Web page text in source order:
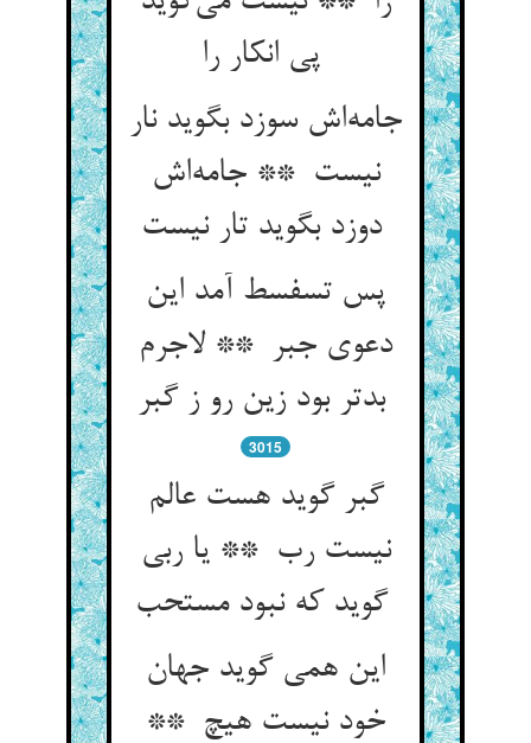
جامه‌اش سوزد بگوید نار
نیست ** جامه‌اش
دوزد بگوید تار نیست
پس تسفسط آمد این
دعوی جبر ** لاجرم
بدتر بود زین رو ز گبر
3015
گبر گوید هست عالم
نیست رب ** یا ربی
گوید که نبود مستحب
این همی گوید جهان
خود نیست هیچ **